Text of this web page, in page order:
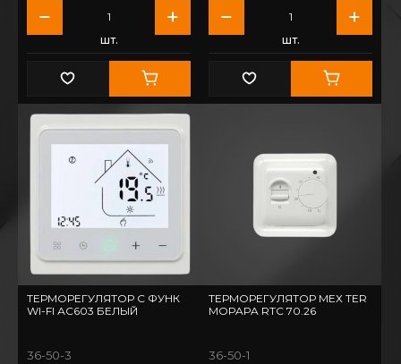
шт. шт.
ТЕРМОРЕГУЛЯТОР С ФУНК
WI-FI АС603 БЕЛЫЙ
36-50-3
ТЕРМОРЕГУЛЯТОР МЕХ TER
MOPAPA RTC 70.26
36-50-1